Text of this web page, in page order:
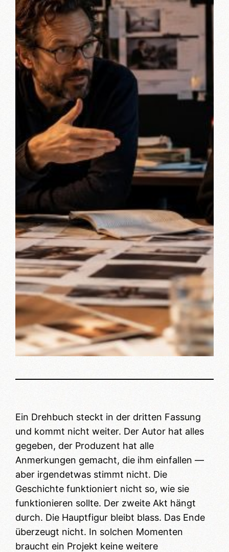
Ein Drehbuch steckt in der dritten Fassung
und kommt nicht weiter. Der Autor hat alles
gegeben, der Produzent hat alle
Anmerkungen gemacht, die ihm einfallen —
aber irgendetwas stimmt nicht. Die
Geschichte funktioniert nicht so, wie sie
funktionieren sollte. Der zweite Akt hängt
durch. Die Hauptfigur bleibt blass. Das Ende
überzeugt nicht. In solchen Momenten
braucht ein Projekt keine weitere